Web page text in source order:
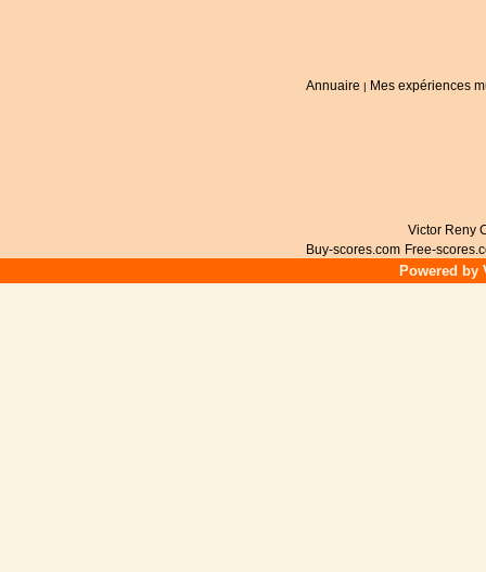
Annuaire | Mes expériences
Victor Reny
Buy-scores.com Free-
Powered by